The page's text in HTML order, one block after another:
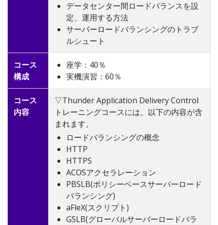
データセンター間ロードバランスを設
定、運用する方法
サーバーロードバランシングのトラブ
ルシュート
コース
構成
座学：40％
実機演習：60％
コース
内容
▽Thunder Application Delivery Control
トレーニングコースには、以下の内容が含
まれます。
ロードバランシングの概念
HTTP
HTTPS
ACOSアクセラレーション
PBSLB(ポリシーベースサーバーロード
バランシング)
aFleX(スクリプト)
GSLB(グローバルサーバーロードバラ